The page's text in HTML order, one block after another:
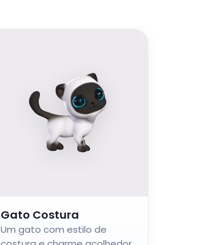
Gato Costura
Um gato com estilo de